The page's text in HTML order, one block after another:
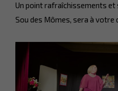
Un point rafraîchissements et
Sou des Mômes, sera à votre